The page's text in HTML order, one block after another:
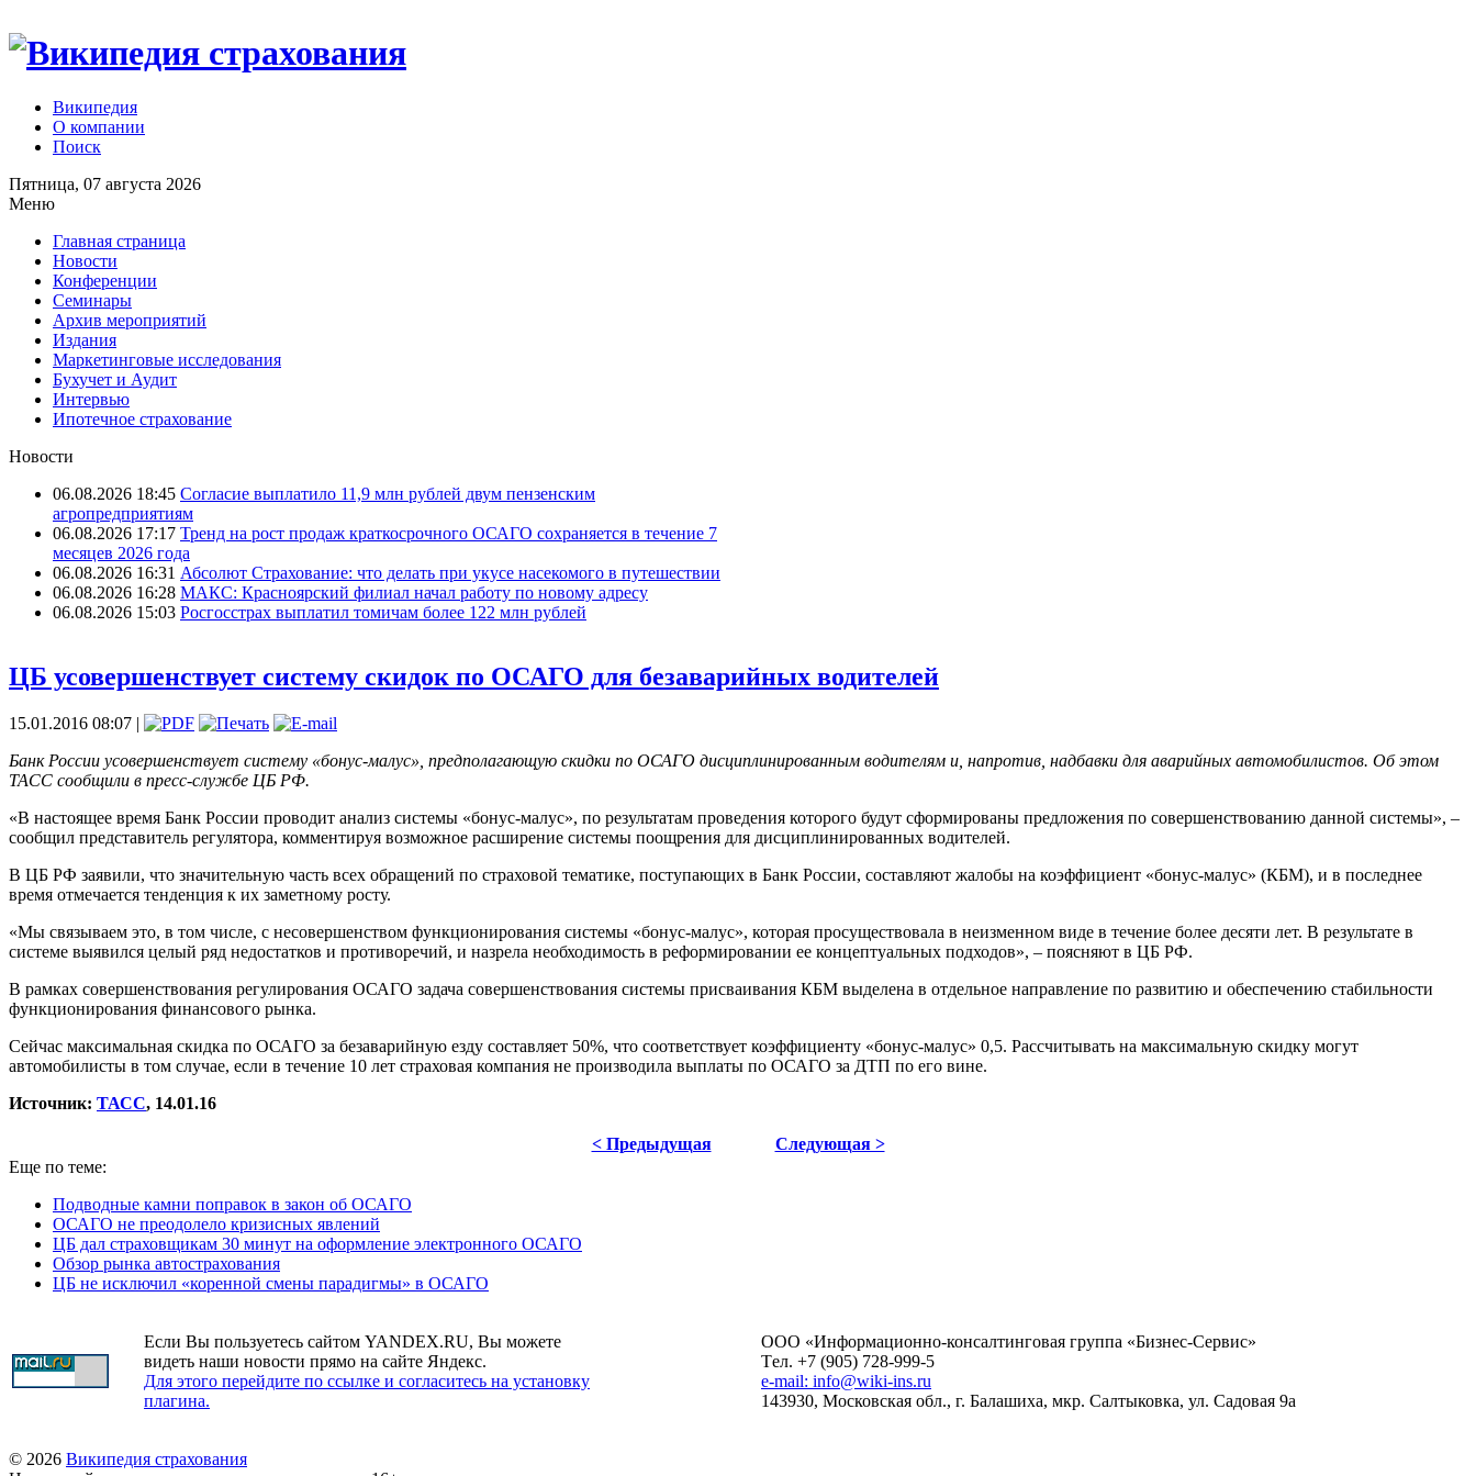
Википедия
О компании
Поиск
Пятница, 07 августа 2026
Меню
Главная страница
Новости
Конференции
Семинары
Архив мероприятий
Издания
Маркетинговые исследования
Бухучет и Аудит
Интервью
Ипотечное страхование
Новости
06.08.2026 18:45 Согласие выплатило 11,9 млн рублей двум пензенским
агропредприятиям
06.08.2026 17:17 Тренд на рост продаж краткосрочного ОСАГО сохраняется в течение 7
месяцев 2026 года
06.08.2026 16:31 Абсолют Страхование: что делать при укусе насекомого в путешествии
06.08.2026 16:28 МАКС: Красноярский филиал начал работу по новому адресу
06.08.2026 15:03 Росгосстрах выплатил томичам более 122 млн рублей
ЦБ усовершенствует систему скидок по ОСАГО для безаварийных водителей
15.01.2016 08:07 |
Банк России усовершенствует систему «бонус-малус», предполагающую скидки по ОСАГО дисциплинированным водителям и, напротив, надбавки для аварийных автомобилистов. Об этом
ТАСС сообщили в пресс-службе ЦБ РФ.
«В настоящее время Банк России проводит анализ системы «бонус-малус», по результатам проведения которого будут сформированы предложения по совершенствованию данной системы», –
сообщил представитель регулятора, комментируя возможное расширение системы поощрения для дисциплинированных водителей.
В ЦБ РФ заявили, что значительную часть всех обращений по страховой тематике, поступающих в Банк России, составляют жалобы на коэффициент «бонус-малус» (КБМ), и в последнее
время отмечается тенденция к их заметному росту.
«Мы связываем это, в том числе, с несовершенством функционирования системы «бонус-малус», которая просуществовала в неизменном виде в течение более десяти лет. В результате в
системе выявился целый ряд недостатков и противоречий, и назрела необходимость в реформировании ее концептуальных подходов», – поясняют в ЦБ РФ.
В рамках совершенствования регулирования ОСАГО задача совершенствования системы присваивания КБМ выделена в отдельное направление по развитию и обеспечению стабильности
функционирования финансового рынка.
Сейчас максимальная скидка по ОСАГО за безаварийную езду составляет 50%, что соответствует коэффициенту «бонус-малус» 0,5. Рассчитывать на максимальную скидку могут
автомобилисты в том случае, если в течение 10 лет страховая компания не производила выплаты по ОСАГО за ДТП по его вине.
Источник: ТАСС, 14.01.16
< Предыдущая
Следующая >
Еще по теме:
Подводные камни поправок в закон об ОСАГО
ОСАГО не преодолело кризисных явлений
ЦБ дал страховщикам 30 минут на оформление электронного ОСАГО
Обзор рынка автострахования
ЦБ не исключил «коренной смены парадигмы» в ОСАГО
Если Вы пользуетесь сайтом YANDEX.RU, Вы можете
видеть наши новости прямо на сайте Яндекс.
Для этого перейдите по ссылке и согласитесь на установку
плагина.
ОOO «Информационно-консалтинговая группа «Бизнес-Сервис»
Tел. +7 (905) 728-999-5
e-mail: info@wiki-ins.ru
143930, Московская обл., г. Балашиха, мкр. Салтыковка, ул. Садовая 9а
© 2026 Википедия страхования